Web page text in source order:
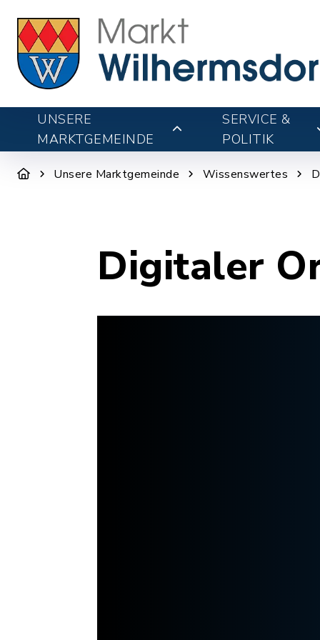
UNSERE
MARKTGEMEINDE
SERVICE &
POLITIK
Unsere Marktgemeinde Wissenswertes
Digitaler